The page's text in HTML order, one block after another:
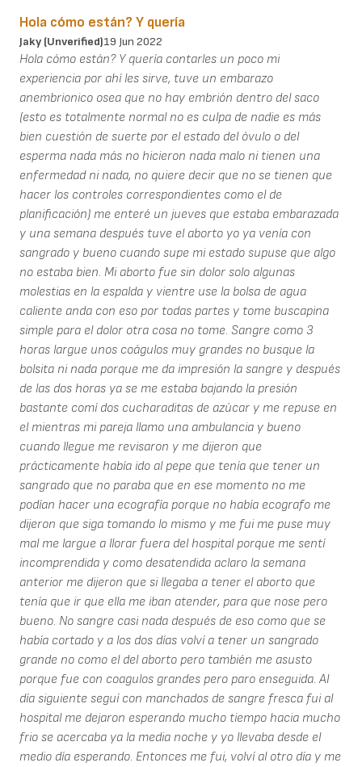
Hola cómo están? Y quería
Jaky (unverified)19 Jun 2022
Hola cómo están? Y quería contarles un poco mi
experiencia por ahí les sirve, tuve un embarazo
anembrionico osea que no hay embrión dentro del saco
(esto es totalmente normal no es culpa de nadie es más
bien cuestión de suerte por el estado del óvulo o del
esperma nada más no hicieron nada malo ni tienen una
enfermedad ni nada, no quiere decir que no se tienen que
hacer los controles correspondientes como el de
planificación) me enteré un jueves que estaba embarazada
y una semana después tuve el aborto yo ya venía con
sangrado y bueno cuando supe mi estado supuse que algo
no estaba bien. Mi aborto fue sin dolor solo algunas
molestias en la espalda y vientre use la bolsa de agua
caliente anda con eso por todas partes y tome buscapina
simple para el dolor otra cosa no tome. Sangre como 3
horas largue unos coágulos muy grandes no busque la
bolsita ni nada porque me da impresión la sangre y después
de las dos horas ya se me estaba bajando la presión
bastante comí dos cucharaditas de azúcar y me repuse en
el mientras mi pareja llamo una ambulancia y bueno
cuando llegue me revisaron y me dijeron que
prácticamente había ido al pepe que tenía que tener un
sangrado que no paraba que en ese momento no me
podían hacer una ecografía porque no había ecografo me
dijeron que siga tomando lo mismo y me fui me puse muy
mal me largue a llorar fuera del hospital porque me sentí
incomprendida y como desatendida aclaro la semana
anterior me dijeron que si llegaba a tener el aborto que
tenía que ir que ella me iban atender, para que nose pero
bueno. No sangre casi nada después de eso como que se
había cortado y a los dos días volví a tener un sangrado
grande no como el del aborto pero también me asusto
porque fue con coagulos grandes pero paro enseguida. Al
día siguiente seguí con manchados de sangre fresca fui al
hospital me dejaron esperando mucho tiempo hacia mucho
frio se acercaba ya la media noche y yo llevaba desde el
medio día esperando. Entonces me fui, volví al otro día y me